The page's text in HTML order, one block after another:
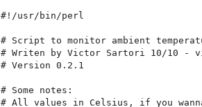
#!/usr/bin/perl
# Script to monitor ambient
# Writen by Victor Sartori 10/10
# Version 0.2.1
# Some notes:
# All values in Celsius, if you